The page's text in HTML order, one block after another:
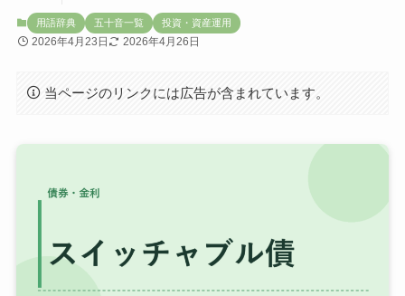
用語辞典 五十音一覧 投資・資産運用
2026年4月23日 2026年4月26日
当ページのリンクには広告が含まれています。